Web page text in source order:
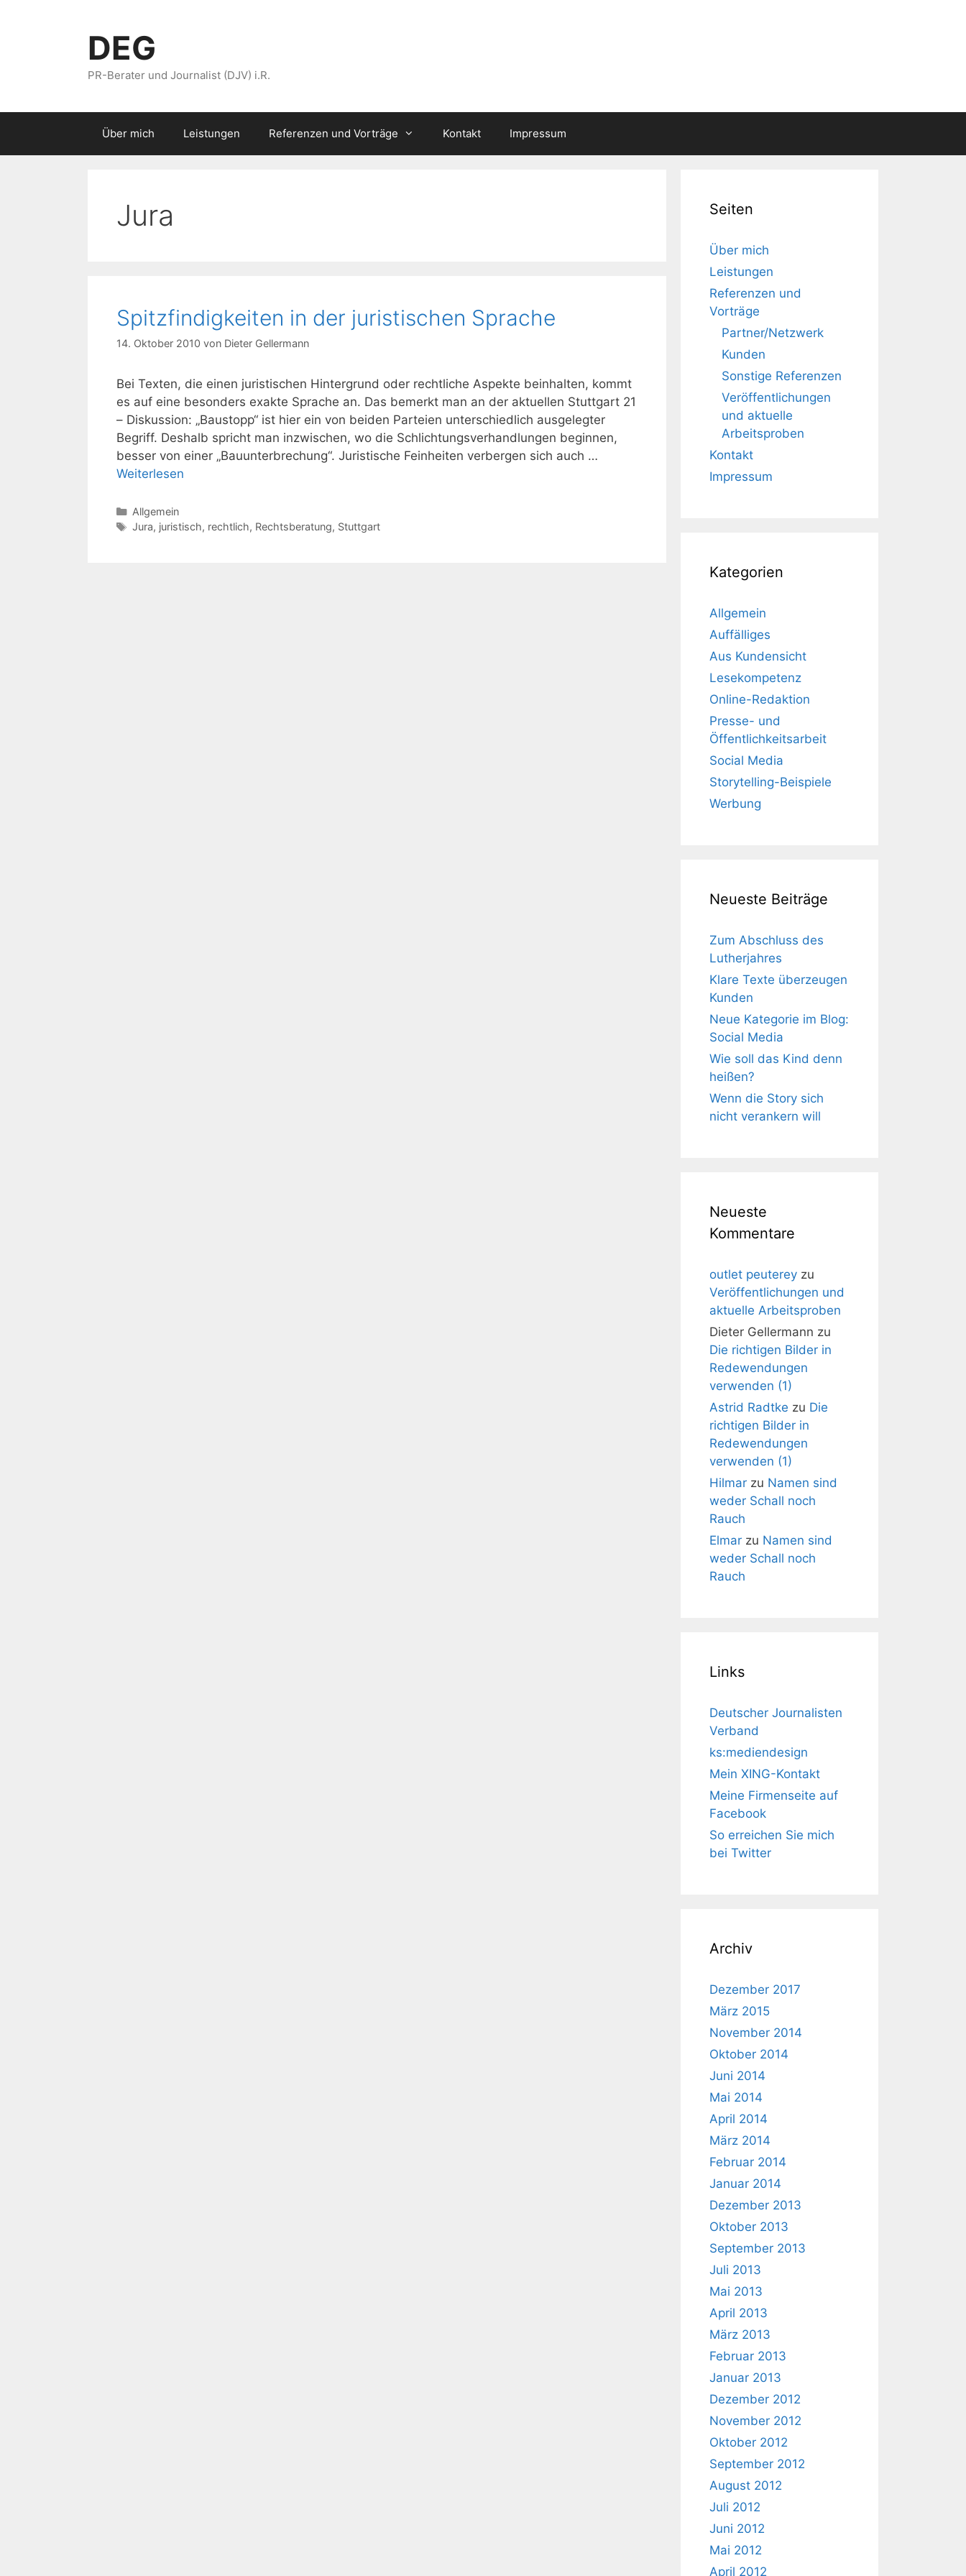
DEG
PR-Berater und Journalist (DJV) i.R.
Über mich Leistungen Referenzen und Vorträge Kontakt Impressum
Jura
Spitzfindigkeiten in der juristischen Sprache
14. Oktober 2010 von Dieter Gellermann
Bei Texten, die einen juristischen Hintergrund oder rechtliche Aspekte beinhalten, kommt
es auf eine besonders exakte Sprache an. Das bemerkt man an der aktuellen Stuttgart 21
– Diskussion: „Baustopp“ ist hier ein von beiden Parteien unterschiedlich ausgelegter
Begriff. Deshalb spricht man inzwischen, wo die Schlichtungsverhandlungen beginnen,
besser von einer „Bauunterbrechung“. Juristische Feinheiten verbergen sich auch …
Weiterlesen
Kategorien
Allgemein
Schlagwörter
Jura, juristisch, rechtlich, Rechtsberatung, Stuttgart
Seiten
Über mich
Leistungen
Referenzen und
Vorträge
Partner/Netzwerk
Kunden
Sonstige Referenzen
Veröffentlichungen
und aktuelle
Arbeitsproben
Kontakt
Impressum
Kategorien
Allgemein
Auffälliges
Aus Kundensicht
Lesekompetenz
Online-Redaktion
Presse- und
Öffentlichkeitsarbeit
Social Media
Storytelling-Beispiele
Werbung
Neueste Beiträge
Zum Abschluss des
Lutherjahres
Klare Texte überzeugen
Kunden
Neue Kategorie im Blog:
Social Media
Wie soll das Kind denn
heißen?
Wenn die Story sich
nicht verankern will
Neueste
Kommentare
outlet peuterey zu
Veröffentlichungen und
aktuelle Arbeitsproben
Dieter Gellermann zu
Die richtigen Bilder in
Redewendungen
verwenden (1)
Astrid Radtke zu Die
richtigen Bilder in
Redewendungen
verwenden (1)
Hilmar zu Namen sind
weder Schall noch
Rauch
Elmar zu Namen sind
weder Schall noch
Rauch
Links
Deutscher Journalisten
Verband
ks:mediendesign
Mein XING-Kontakt
Meine Firmenseite auf
Facebook
So erreichen Sie mich
bei Twitter
Archiv
Dezember 2017
März 2015
November 2014
Oktober 2014
Juni 2014
Mai 2014
April 2014
März 2014
Februar 2014
Januar 2014
Dezember 2013
Oktober 2013
September 2013
Juli 2013
Mai 2013
April 2013
März 2013
Februar 2013
Januar 2013
Dezember 2012
November 2012
Oktober 2012
September 2012
August 2012
Juli 2012
Juni 2012
Mai 2012
April 2012